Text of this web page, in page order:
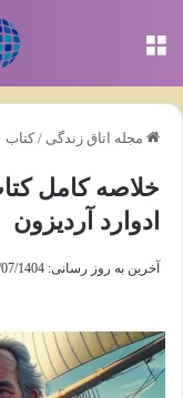
مجله اتاق زندگی / کتاب
خلاصه کامل
ادوارد آردیزون
آخرین به روز رسانی: 20/07/1404